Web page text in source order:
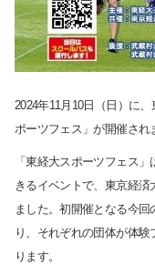
2024年11月10日（日）に
ポーツフェス」が開催され
「東経大スポーツフェス
きるイベントで、 東京経済
ました。初開催となる今
り、それぞれの団体が体
ります。